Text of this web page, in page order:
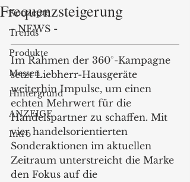
Konzepte
Trends
Produkte
Messen
Hintergrund
ANZEIGE
Intro
Frequenzsteigerung
- NEWS -
Im Rahmen der 360°-Kampagne
setzt Liebherr-Hausgeräte
weiterhin Impulse, um einen
echten Mehrwert für die
Handelspartner zu schaffen. Mit
vier handelsorientierten
Sonderaktionen im aktuellen
Zeitraum unterstreicht die Marke
den Fokus auf die